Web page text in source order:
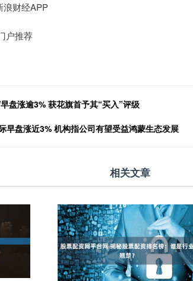
浪财经APP
户推荐
盘涨逾3% 获花旗首予其“买入”评级
早盘涨近3% 机构指公司有望受益鸿蒙生态发展
相关文章